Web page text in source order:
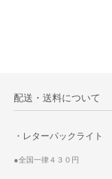
配送・送料について
・レターパックライト
●全国一律４３０円